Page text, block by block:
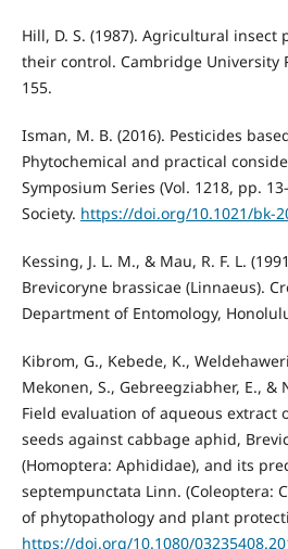
Hill, D. S. (1987). Agricultural insect
their control. Cambridge University
155.
Isman, M. B. (2016). Pesticides
Phytochemical and practical
Symposium Series (Vol. 1218, pp.
Society. https://doi.org/10.1021/bk-
Kessing, J. L. M., & Mau, R. F. L.
Brevicoryne brassicae (Linnaeus).
Department of Entomology,
Kibrom, G., Kebede, K.,
Mekonen, S., Gebreegziabher, E., &
Field evaluation of aqueous extract
seeds against cabbage aphid,
(Homoptera: Aphididae), and its
septempunctata Linn. (Coleoptera:
of phytopathology and plant
https://doi.org/10.1080/